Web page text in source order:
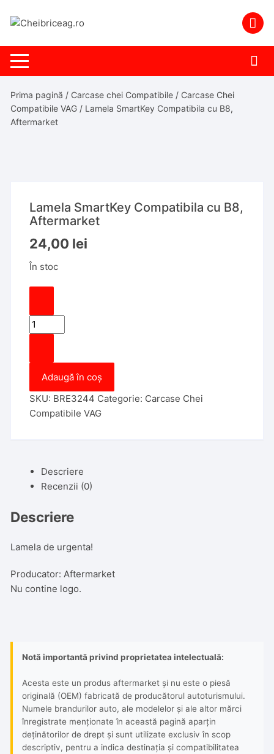
Prima pagină / Carcase chei Compatibile / Carcase Chei
Compatibile VAG / Lamela SmartKey Compatibila cu B8,
Aftermarket
Lamela SmartKey Compatibila cu B8,
Aftermarket
24,00 lei
În stoc
Cantitate
Lamela
Compatibila
B8,
Aftermarket
Adaugă în coș
SKU: BRE3244 Categorie: Carcase Chei
Compatibile VAG
Descriere
Recenzii (0)
Descriere
Lamela de urgenta!
Producator: Aftermarket
Nu contine logo.
Notă importantă privind proprietatea intelectuală:
Acesta este un produs aftermarket și nu este o piesă
originală (OEM) fabricată de producătorul autoturismului.
Numele brandurilor auto, ale modelelor și ale altor mărci
înregistrate menționate în această pagină aparțin
deținătorilor de drept și sunt utilizate exclusiv în scop
descriptiv, pentru a indica destinația și compatibilitatea